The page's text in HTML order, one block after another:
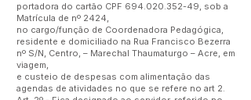
portadora do cartão CPF 694.020.352-49, sob a
Matrícula de nº 2424,
no cargo/função de Coordenadora Pedagógica,
residente e domiciliado na Rua Francisco Bezerra
nº S/N, Centro, – Marechal Thaumaturgo – Acre, em
viagem,
e custeio de despesas com alimentação das
agendas de atividades no que se refere no art 2.